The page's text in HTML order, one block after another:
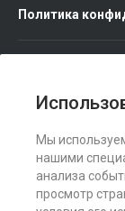
Мы
нашими
анализа
просмотр
Политика